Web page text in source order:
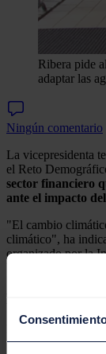
Ribera pide
adaptar las
Ningún comentario
La vicepresidenta
el Reto
sector financiero
ante el impacto
"El cambio
climático", ha
organizado por la
Metas
la
"acelerar" las